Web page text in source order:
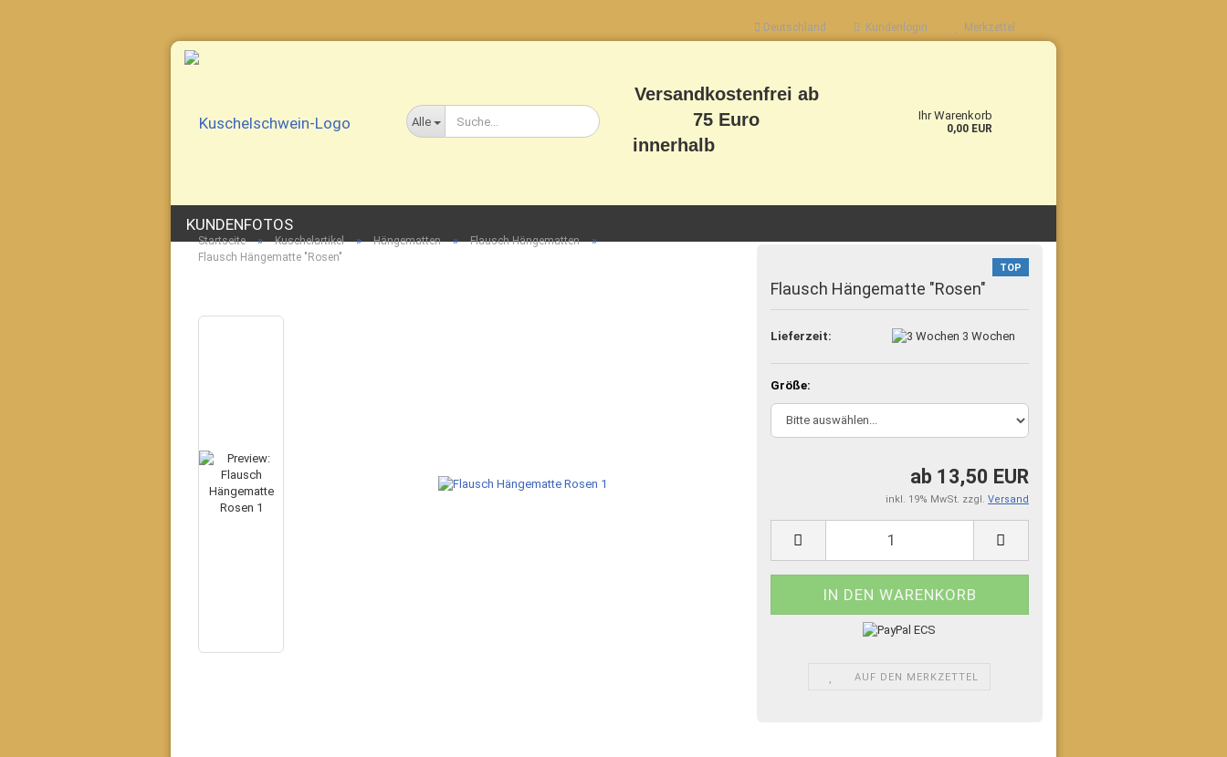
Deutschland Kundenlogin Merkzettel
Alle
Versandkostenfrei ab
75 Euro
innerhalb
Ihr Warenkorb
0,00 EUR
KUNDENFOTOS
Startseite » Kuschelartikel » Hängematten » Flausch Hängematten »
Flausch Hängematte "Rosen"
TOP
Flausch Hängematte "Rosen"
Lieferzeit: 3 Wochen
Größe:
ab 13,50 EUR
inkl. 19% MwSt. zzgl. Versand
AUF DEN MERKZETTEL